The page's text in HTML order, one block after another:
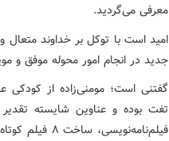
معرفی می‌گردید.
امید است با توکل بر خداوند متعال
جدید در انجام امور محوله موفق و
گفتنی است؛ مومنی‌زاده از
تفت بوده و عناوین شایسته